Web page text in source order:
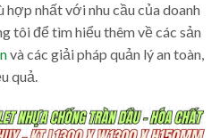
hợp nhất với nhu cầu của doanh
tôi để tìm hiểu thêm về các sản
và các giải pháp quản lý an toàn,
quả.